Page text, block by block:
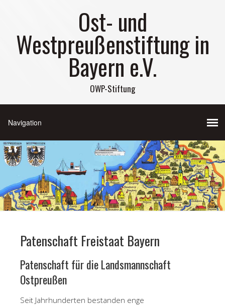
Ost- und
Westpreußenstiftung in
Bayern e.V.
OWP-Stiftung
Patenschaft Freistaat Bayern
Patenschaft für die Landsmannschaft
Ostpreußen
Seit Jahrhunderten bestanden enge